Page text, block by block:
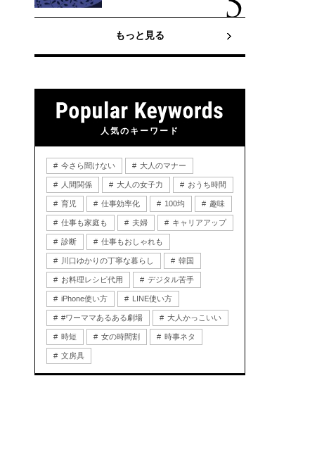
もっと見る
人気のキーワード
今さら聞けない 大人のマナー
人間関係 大人の女子力 おうち時間
育児 仕事効率化 100均 趣味
仕事も家庭も 夫婦 キャリアアップ
診断 仕事もおしゃれも
川口ゆかりの丁寧な暮らし 韓国
お料理レシピ代用 デジタル苦手
iPhone使い方 LINE使い方
#ワーママあるある劇場 大人かっこいい
時短 女の時間割 時事ネタ
文房具